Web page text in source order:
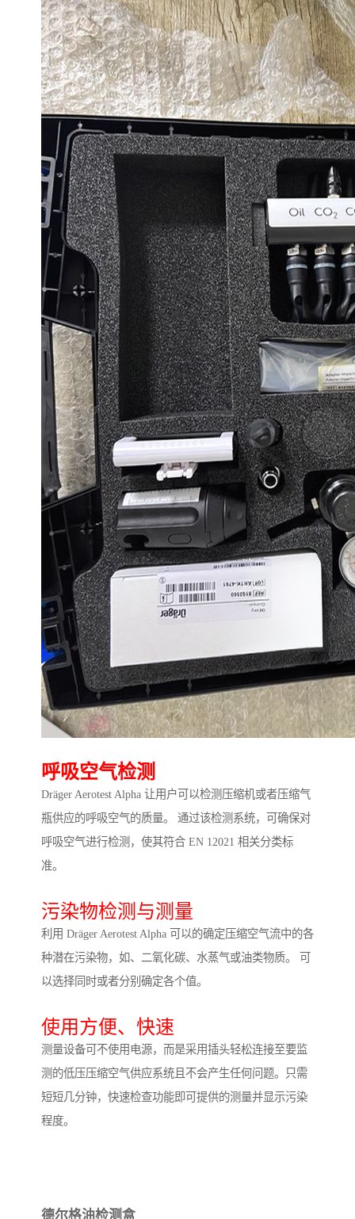
呼吸空气检测
Dräger Aerotest Alpha 让用户可以检测压缩机或者压缩气
瓶供应的呼吸空气的质量。 通过该检测系统，可确保对
呼吸空气进行检测，使其符合 EN 12021 相关分类标
准。
污染物检测与测量
利用 Dräger Aerotest Alpha 可以的确定压缩空气流中的各
种潜在污染物，如、二氧化碳、水蒸气或油类物质。 可
以选择同时或者分别确定各个值。
使用方便、快速
测量设备可不使用电源，而是采用插头轻松连接至要监
测的低压压缩空气供应系统且不会产生任何问题。只需
短短几分钟，快速检查功能即可提供的测量并显示污染
程度。
德尔格油检测盒